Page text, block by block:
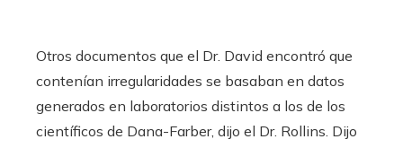
Otros documentos que el Dr. David encontró que
contenían irregularidades se basaban en datos
generados en laboratorios distintos a los de los
científicos de Dana-Farber, dijo el Dr. Rollins. Dijo